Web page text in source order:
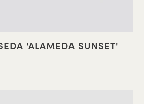
'ALAMEDA SUNSET'